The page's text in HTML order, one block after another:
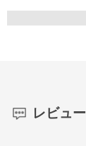
レビュー